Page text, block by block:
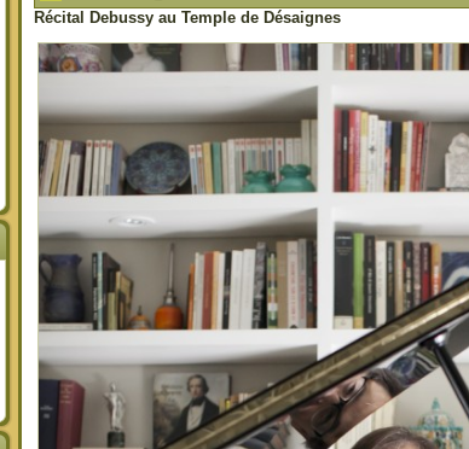
Récital Debussy au Temple de Désaignes